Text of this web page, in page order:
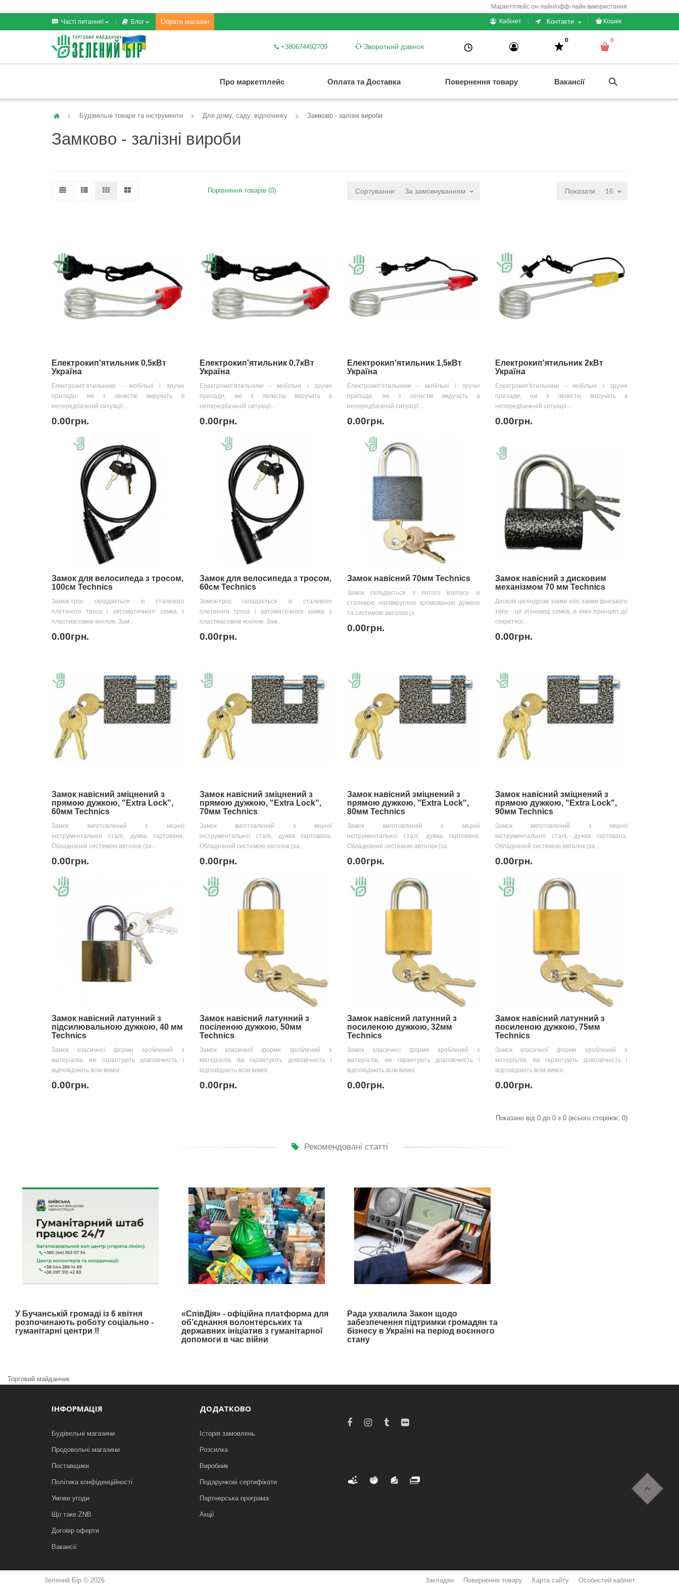
Маркетплейс он-лайн/офф-лайн використання + електронні каси/чеки/
Часті питання! Блог Обрати магазин Кабінет Контакти Кошик
Зворотний дзвінок
+380674492709
0 0
Про маркетплейс Оплата та Доставка Повернення товару Вакансії
Будівельні товари та інструменти Для дому, саду, відпочинку Замково - залізні вироби
Замково - залізні вироби
Порівняння товарів (0) Сортування: За замовчуванням Показати: 16
Електрокип'ятильник 0,5кВт
Україна
Електрокип'ятильники - мобільні і зручні
прилади, які з легкістю виручать в
непередбаченій ситуації...
0.00грн.
Електрокип'ятильник 0,7кВт
Україна
Електрокип'ятильники - мобільні і зручні
прилади, які з легкістю виручать в
непередбаченій ситуації...
0.00грн.
Електрокип'ятильник 1,5кВт
Україна
Електрокип'ятильники - мобільні і зручні
прилади, які з легкістю виручать в
непередбаченій ситуації...
0.00грн.
Електрокип'ятильник 2кВт
Україна
Електрокип'ятильники - мобільні і зручні
прилади, які з легкістю виручать в
непередбаченій ситуації...
0.00грн.
Замок для велосипеда з тросом,
100см Technics
Замок-трос складається зі сталевого
плетеного троса і автоматичного замка з
пластмасовим чохлом. Зам..
0.00грн.
Замок для велосипеда з тросом,
60см Technics
Замок-трос складається зі сталевого
плетеного троса і автоматичного замка з
пластмасовим чохлом. Зам..
0.00грн.
Замок навісний 70мм Technics
Замок складається з литого корпусу зі
сталевою напівкруглою хромованою дужкою
та системою автолок (з..
0.00грн.
Замок навісний з дисковим
механізмом 70 мм Technics
Дискові циліндрові замки або замки фінського
типу - це різновид замків, в яких принцип дії
секретног..
0.00грн.
Замок навісний зміцнений з
прямою дужкою, "Extra Lock",
60мм Technics
Замок виготовлений з міцної
інструментальної сталі, дужка гартована.
Обладнаний системою автолок (за..
0.00грн.
Замок навісний зміцнений з
прямою дужкою, "Extra Lock",
70мм Technics
Замок виготовлений з міцної
інструментальної сталі, дужка гартована.
Обладнаний системою автолок (за..
0.00грн.
Замок навісний зміцнений з
прямою дужкою, "Extra Lock",
80мм Technics
Замок виготовлений з міцної
інструментальної сталі, дужка гартована.
Обладнаний системою автолок (за..
0.00грн.
Замок навісний зміцнений з
прямою дужкою, "Extra Lock",
90мм Technics
Замок виготовлений з міцної
інструментальної сталі, дужка гартована.
Обладнаний системою автолок (за..
0.00грн.
Замок навісний латунний з
підсилювальною дужкою, 40 мм
Technics
Замок класичної форми зроблений з
матеріалів, які гарантують довговічність і
відповідають всім вимог..
0.00грн.
Замок навісний латунний з
посіленою дужкою, 50мм
Technics
Замок класичної форми зроблений з
матеріалів, які гарантують довговічність і
відповідають всім вимог..
0.00грн.
Замок навісний латунний з
посиленою дужкою, 32мм
Technics
Замок класичної форми зроблений з
матеріалів, які гарантують довговічність і
відповідають всім вимог..
0.00грн.
Замок навісний латунний з
посиленою дужкою, 75мм
Technics
Замок класичної форми зроблений з
матеріалів, які гарантують довговічність і
відповідають всім вимог..
0.00грн.
Показано від 0 до 0 з 0 (всього сторінок: 0)
Рекомендовані статті
У Бучанській громаді із 6 квітня
розпочинають роботу соціально -
гуманітарні центри ‼️
«СпівДія» - офіційна платформа для
об’єднання волонтерських та
державних ініціатив з гуманітарної
допомоги в час війни
Рада ухвалила Закон щодо
забезпечення підтримки громадян та
бізнесу в Україні на період воєнного
стану
Торговий майданчик
ІНФОРМАЦІЯ
Будівельні магазини
Продовольчі магазини
Поставщики
Політика конфіденційності
Умови угоди
Що таке ZNB
Договір оферти
Вакансії
ДОДАТКОВО
Історія замовлень
Розсилка
Виробник
Подарункові сертифікати
Партнерська програма
Акції
Закладки Повернення товару Карта сайту Особистий кабінет
Зелений Бір © 2026